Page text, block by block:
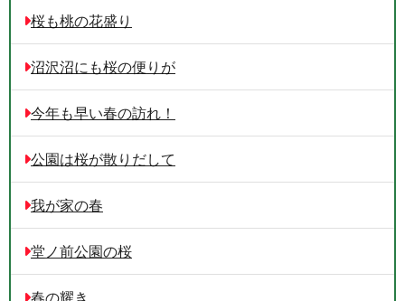
桜も桃の花盛り
沼沢沼にも桜の便りが
今年も早い春の訪れ！
公園は桜が散りだして
我が家の春
堂ノ前公園の桜